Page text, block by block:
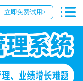
立即免费试用>